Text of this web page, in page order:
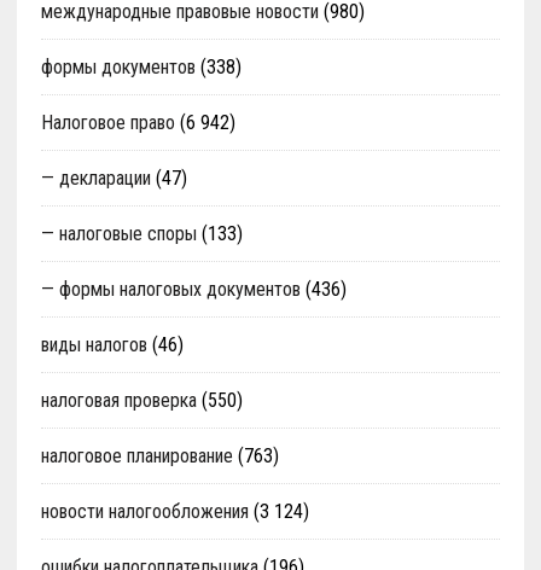
международные правовые новости (980)
формы документов (338)
Налоговое право (6 942)
— декларации (47)
— налоговые споры (133)
— формы налоговых документов (436)
виды налогов (46)
налоговая проверка(550)
налоговое планирование (763)
новости налогообложения (3 124)